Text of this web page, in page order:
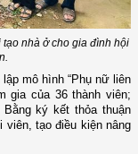
nhà ở cho gia đình hội
mô hình “Phụ nữ liên
gia của 36 thành viên;
ký kết thỏa thuận
viên, tạo điều kiện nâng